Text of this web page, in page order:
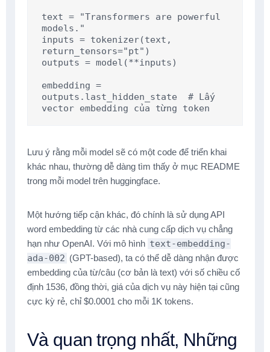
text = "Transformers are powerful
models."
inputs = tokenizer(text,
return_tensors="pt")
outputs = model(**inputs)
embedding =
outputs.last_hidden_state  # Lấy
Lưu ý rằng mỗi model sẽ có một code để triển khai
khác nhau, thường dễ dàng tìm thấy ở mục README
trong mỗi model trên huggingface.
Một hướng tiếp cận khác, đó chính là sử dụng API
word embedding từ các nhà cung cấp dịch vụ chẳng
hạn như OpenAI. Với mô hình text-embedding-
ada-002 (GPT-based), ta có thể dễ dàng nhận được
embedding của từ/câu (cơ bản là text) với số chiều cố
định 1536, đồng thời, giá của dịch vụ này hiện tại cũng
cực kỳ rẻ, chỉ $0.0001 cho mỗi 1K tokens.
Và quan trọng nhất, Những